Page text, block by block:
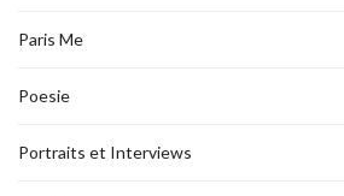
Paris Me
Poesie
Portraits et Interviews